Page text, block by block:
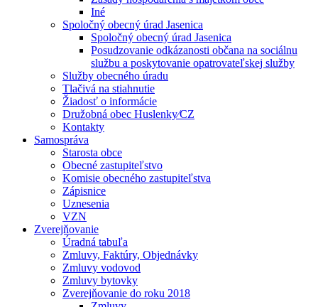
Iné
Spoločný obecný úrad Jasenica
Spoločný obecný úrad Jasenica
Posudzovanie odkázanosti občana na sociálnu
službu a poskytovanie opatrovateľskej služby
Služby obecného úradu
Tlačivá na stiahnutie
Žiadosť o informácie
Družobná obec Huslenky⁄CZ
Kontakty
Samospráva
Starosta obce
Obecné zastupiteľstvo
Komisie obecného zastupiteľstva
Zápisnice
Uznesenia
VZN
Zverejňovanie
Úradná tabuľa
Zmluvy, Faktúry, Objednávky
Zmluvy vodovod
Zmluvy bytovky
Zverejňovanie do roku 2018